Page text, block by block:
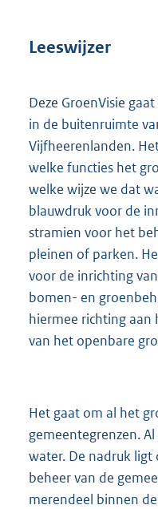
Leeswijzer
Deze GroenVisie
in de buitenruimte
Vijfheerenlanden.
welke functies het
welke wijze we dat
blauwdruk voor de
stramien voor het
pleinen of parken.
voor de inrichting
bomen- en
hiermee richting
van het openbare
Het gaat om al het
gemeentegrenzen.
water. De nadruk
beheer van de
merendeel binnen